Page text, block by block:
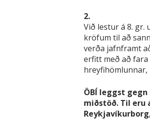
2.
Við lestur á 8.
kröfum til að
verða jafnframt
erfitt með að fara
hreyfihömlunnar,
ÖBÍ leggst
miðstöð. Til eru